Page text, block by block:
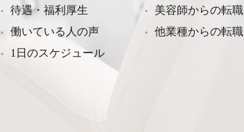
待遇・福利厚生
働いている人の声
1日のスケジュール
美容師からの転職
他業種からの転職